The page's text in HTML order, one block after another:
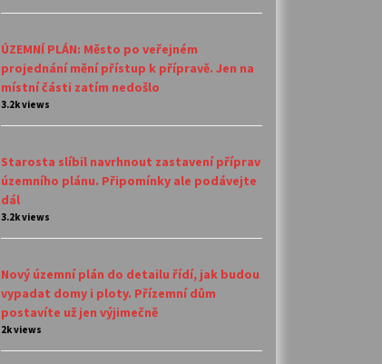
ÚZEMNÍ PLÁN: Město po veřejném
projednání mění přístup k přípravě. Jen na
místní části zatím nedošlo
3.2k views
Starosta slíbil navrhnout zastavení příprav
územního plánu. Připomínky ale podávejte
dál
3.2k views
Nový územní plán do detailu řídí, jak budou
vypadat domy i ploty. Přízemní dům
postavíte už jen výjimečně
2k views